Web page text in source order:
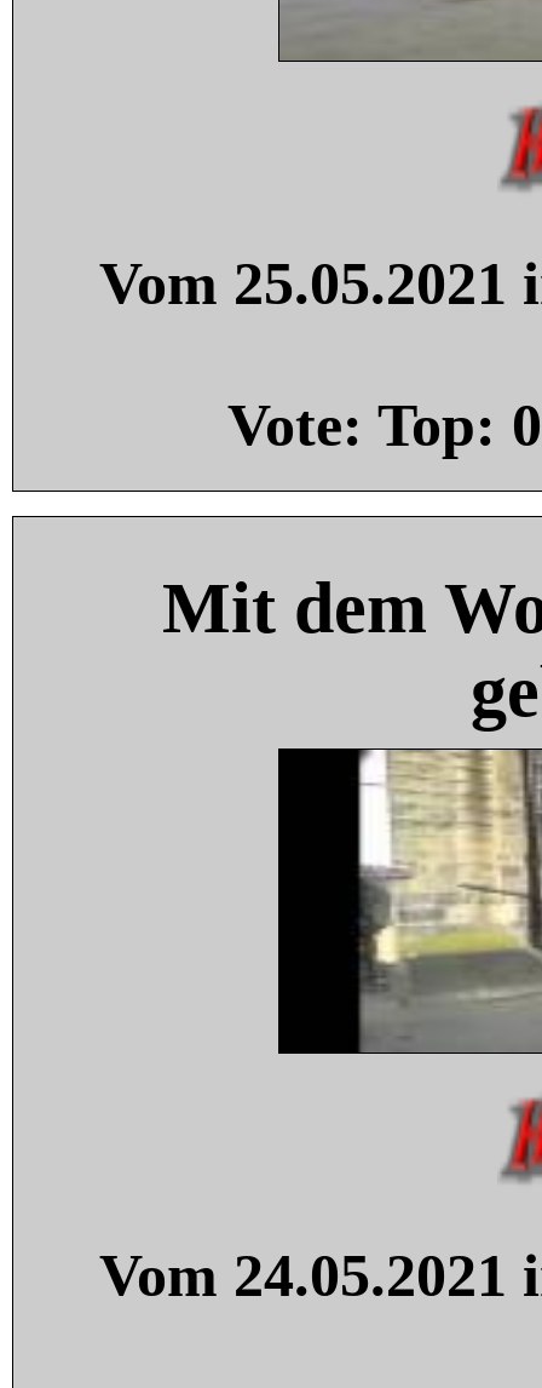
Vom
Vote: Top: 0
Mit dem
Vom